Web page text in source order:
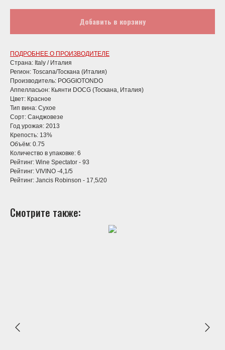
Добавить в корзину
ПОДРОБНЕЕ О ПРОИЗВОДИТЕЛЕ
Страна: Italy / Италия
Регион: Tosсana/Тоскана (Италия)
Производитель: POGGIOTONDO
Аппелласьон: Кьянти DOCG (Тоскана, Италия)
Цвет: Красное
Тип вина: Сухое
Сорт: Санджовезе
Год урожая: 2013
Крепость: 13%
Объём: 0.75
Количество в упаковке: 6
Рейтинг: Wine Spectator - 93
Рейтинг: VIVINO -4,1/5
Рейтинг: Jancis Robinson - 17,5/20
Смотрите также: